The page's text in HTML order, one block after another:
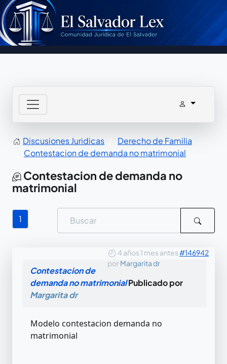
Discusiones Juridicas
Derecho de Familia
Contestacion de demanda no matrimonial
Contestacion de demanda no
matrimonial
1
4 años 1 mes antes#146942
porMargarita dr
Contestacion de
demanda no matrimonialPublicado por
Margarita dr
Modelo contestacion demanda no
matrimonial